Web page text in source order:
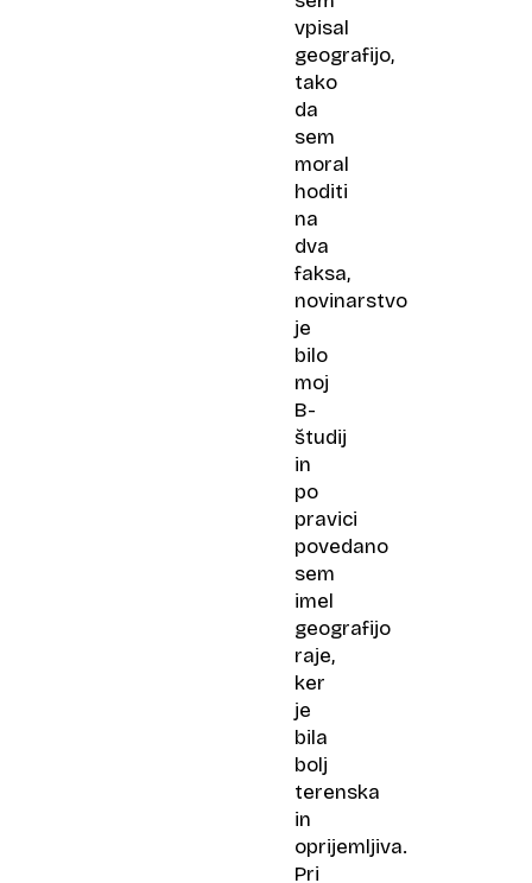
vpisal
geografijo,
tako
da
sem
moral
hoditi
na
dva
faksa,
novinarstvo
je
bilo
moj
B-
študij
in
po
pravici
povedano
sem
imel
geografijo
raje,
ker
je
bila
bolj
terenska
in
oprijemljiva.
Pri